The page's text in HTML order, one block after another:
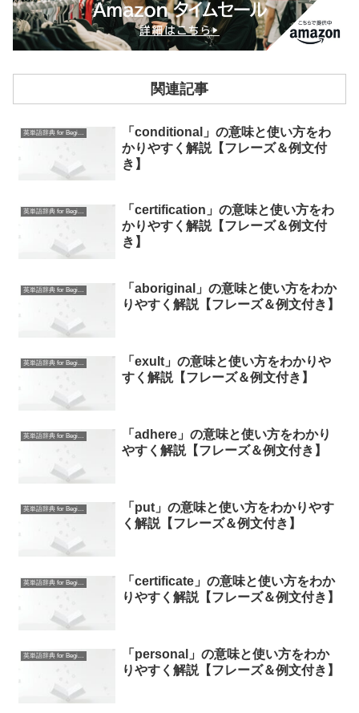
関連記事
英単語辞典 for Beginners
「conditional」の意味と使い方をわ
かりやすく解説【フレーズ＆例文付
き】
英単語辞典 for Beginners
「certification」の意味と使い方をわ
かりやすく解説【フレーズ＆例文付
き】
英単語辞典 for Beginners
「aboriginal」の意味と使い方をわか
りやすく解説【フレーズ＆例文付き】
英単語辞典 for Beginners
「exult」の意味と使い方をわかりや
すく解説【フレーズ＆例文付き】
英単語辞典 for Beginners
「adhere」の意味と使い方をわかり
やすく解説【フレーズ＆例文付き】
英単語辞典 for Beginners
「put」の意味と使い方をわかりやす
く解説【フレーズ＆例文付き】
英単語辞典 for Beginners
「certificate」の意味と使い方をわか
りやすく解説【フレーズ＆例文付き】
英単語辞典 for Beginners
「personal」の意味と使い方をわか
りやすく解説【フレーズ＆例文付き】